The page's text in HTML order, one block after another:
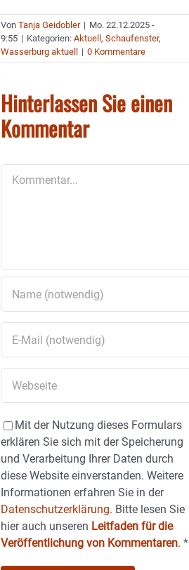
VonTanja Geidobler | Mo. 22.12.2025 -
9:55 | Kategorien:Aktuell,Schaufenster,
Wasserburg aktuell
| 0 Kommentare
Hinterlassen Sie einen
Kommentar
Mit der Nutzung dieses Formulars
erklären Sie sich mit der Speicherung
und Verarbeitung Ihrer Daten durch
diese Website einverstanden. Weitere
Informationen erfahren Sie in der
Datenschutzerklärung. Bitte lesen Sie
hier auch unseren Leitfaden für die
Veröffentlichung von Kommentaren.*